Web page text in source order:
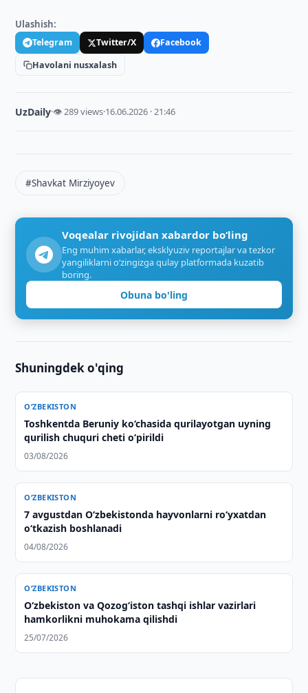
Ulashish:
Telegram Twitter/X
Facebook
Havolani nusxalash
UzDaily·👁 289 views·16.06.2026 · 21:46
#Shavkat Mirziyoyev
Voqealar rivojidan xabardor bo‘ling
Eng muhim xabarlar, eksklyuziv reportajlar va tezkor
yangiliklarni o‘zingizga qulay platformada kuzatib
boring.
Obuna bo'ling
Shuningdek o'qing
O‘ZBEKISTON
Toshkentda Beruniy ko‘chasida qurilayotgan uyning
qurilish chuquri cheti o‘pirildi
03/08/2026
O‘ZBEKISTON
7 avgustdan O‘zbekistonda hayvonlarni ro‘yxatdan
o‘tkazish boshlanadi
04/08/2026
O‘ZBEKISTON
Oʻzbekiston va Qozogʻiston tashqi ishlar vazirlari
hamkorlikni muhokama qilishdi
25/07/2026